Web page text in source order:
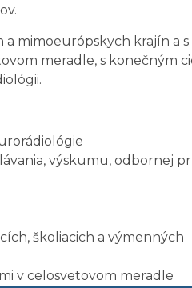
mimoeurópskych krajín a s
meradle, s konečným
výskumu, odbornej
školiacich a výmenných
v celosvetovom meradle